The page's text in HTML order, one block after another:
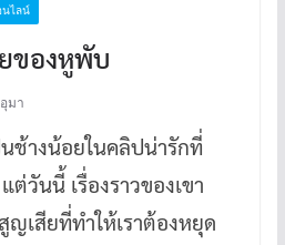
ไลน์
ของหูพับ
มา
ช้างน้อยในคลิปน่ารักที่
วันนี้ เรื่องราวของเขา
เสียที่ทำให้เราต้องหยุด